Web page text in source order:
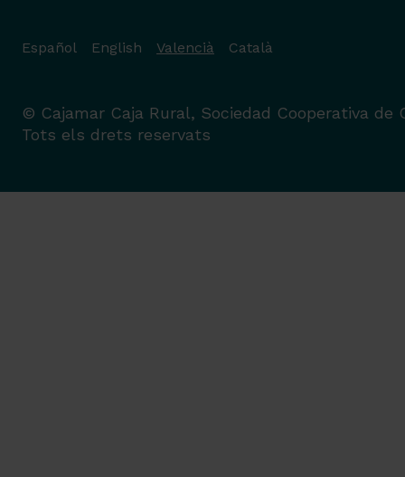
Español English Valencià Català
© Cajamar Caja Rural, Sociedad Cooperativa de
Tots els drets reservats